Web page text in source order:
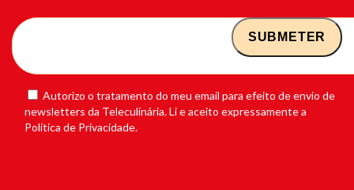
Autorizo o tratamento do meu email para efeito de envio de
newsletters da Teleculinária. Li e aceito expressamente a
Política de Privacidade.